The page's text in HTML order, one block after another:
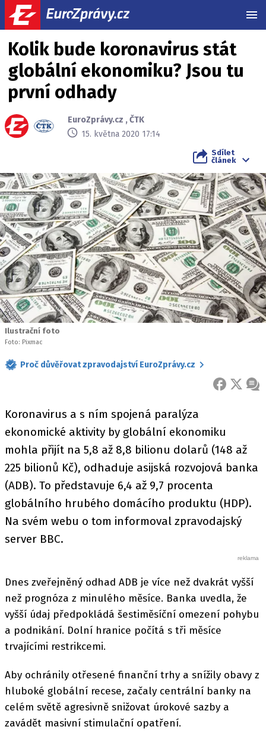
Kolik bude koronavirus stát
globální ekonomiku? Jsou tu
první odhady
EuroZprávy.cz ,ČTK
15. května 2020 17:14
Sdílet
článek
Ilustrační foto
Foto: Pixmac
Proč důvěřovat zpravodajství EuroZprávy.cz
FACEBOOK
X
Koronavirus a s ním spojená paralýza
ekonomické aktivity by globální ekonomiku
mohla přijít na 5,8 až 8,8 bilionu dolarů (148 až
225 bilionů Kč), odhaduje asijská rozvojová banka
(ADB). To představuje 6,4 až 9,7 procenta
globálního hrubého domácího produktu (HDP).
Na svém webu o tom informoval zpravodajský
server BBC.
Dnes zveřejněný odhad ADB je více než dvakrát vyšší
než prognóza z minulého měsíce. Banka uvedla, že
vyšší údaj předpokládá šestiměsíční omezení pohybu
a podnikání. Dolní hranice počítá s tři měsíce
trvajícími restrikcemi.
Aby ochránily otřesené finanční trhy a snížily obavy z
hluboké globální recese, začaly centrální banky na
celém světě agresivně snižovat úrokové sazby a
zavádět masivní stimulační opatření.